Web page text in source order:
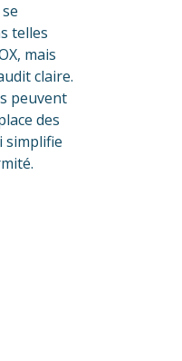
telles
mais
claire.
peuvent
des
simplifie